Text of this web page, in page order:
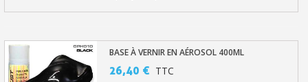
BASE À VERNIR EN AÉROSOL 400ML
26,40 € TTC